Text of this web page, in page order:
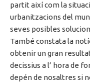
partit així com la
urbanitzacions del
seves posibles
També constata la
obtenir un gran
decissius a l’ hora de
depén de nosaltres si